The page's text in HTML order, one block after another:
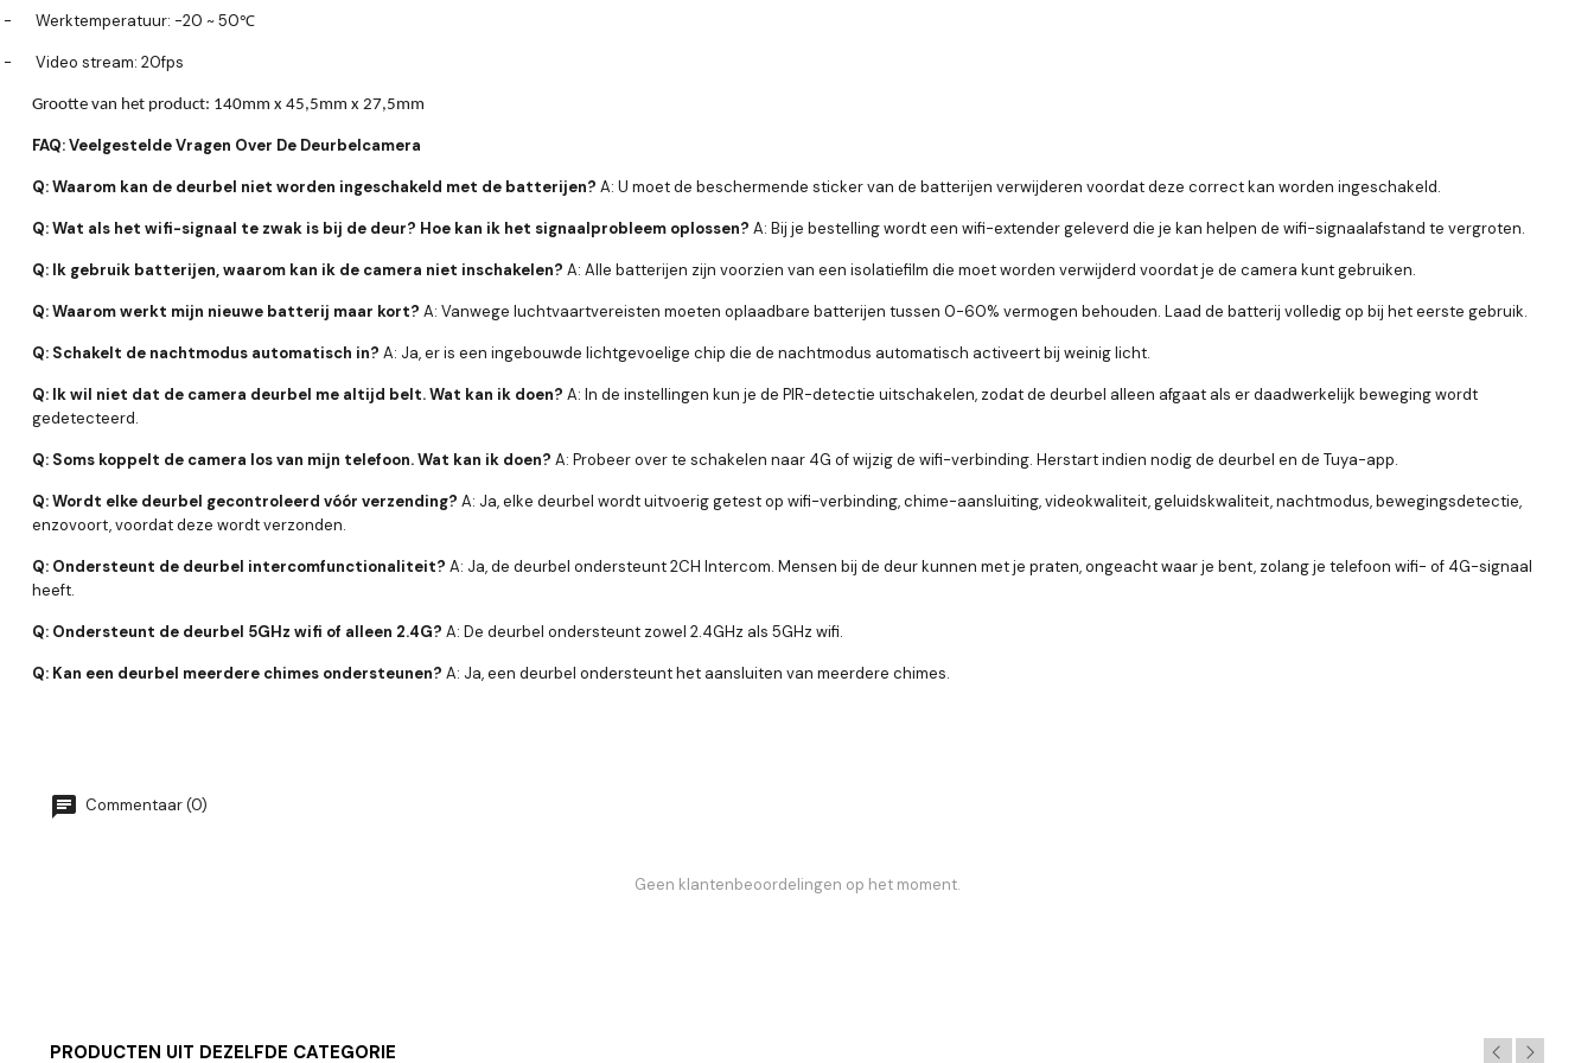
- Werktemperatuur: -20 ~ 50℃
- Video stream: 20fps
Grootte van het product: 140mm x 45,5mm x 27,5mm
FAQ: Veelgestelde Vragen Over De Deurbelcamera
Q: Waarom kan de deurbel niet worden ingeschakeld met de batterijen? A: U moet de beschermende sticker van de batterijen verwijderen voordat deze correct kan worden ingeschakeld.
Q: Wat als het wifi-signaal te zwak is bij de deur? Hoe kan ik het signaalprobleem oplossen? A: Bij je bestelling wordt een wifi-extender geleverd die je kan helpen de wifi-signaalafstand te vergroten.
Q: Ik gebruik batterijen, waarom kan ik de camera niet inschakelen? A: Alle batterijen zijn voorzien van een isolatiefilm die moet worden verwijderd voordat je de camera kunt gebruiken.
Q: Waarom werkt mijn nieuwe batterij maar kort? A: Vanwege luchtvaartvereisten moeten oplaadbare batterijen tussen 0-60% vermogen behouden. Laad de batterij volledig op bij het eerste gebruik.
Q: Schakelt de nachtmodus automatisch in? A: Ja, er is een ingebouwde lichtgevoelige chip die de nachtmodus automatisch activeert bij weinig licht.
Q: Ik wil niet dat de camera deurbel me altijd belt. Wat kan ik doen? A: In de instellingen kun je de PIR-detectie uitschakelen, zodat de deurbel alleen afgaat als er daadwerkelijk beweging wordt
gedetecteerd.
Q: Soms koppelt de camera los van mijn telefoon. Wat kan ik doen? A: Probeer over te schakelen naar 4G of wijzig de wifi-verbinding. Herstart indien nodig de deurbel en de Tuya-app.
Q: Wordt elke deurbel gecontroleerd vóór verzending? A: Ja, elke deurbel wordt uitvoerig getest op wifi-verbinding, chime-aansluiting, videokwaliteit, geluidskwaliteit, nachtmodus, bewegingsdetectie,
enzovoort, voordat deze wordt verzonden.
Q: Ondersteunt de deurbel intercomfunctionaliteit? A: Ja, de deurbel ondersteunt 2CH Intercom. Mensen bij de deur kunnen met je praten, ongeacht waar je bent, zolang je telefoon wifi- of 4G-signaal
heeft.
Q: Ondersteunt de deurbel 5GHz wifi of alleen 2.4G? A: De deurbel ondersteunt zowel 2.4GHz als 5GHz wifi.
Q: Kan een deurbel meerdere chimes ondersteunen? A: Ja, een deurbel ondersteunt het aansluiten van meerdere chimes.
Commentaar (0)
Geen klantenbeoordelingen op het moment.
PRODUCTEN UIT DEZELFDE CATEGORIE